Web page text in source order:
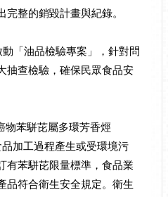
完整的銷毀計畫與紀錄。
「油品檢驗專案」，針對問
抽查檢驗，確保民眾食品安
苯駢芘屬多環芳香烴
品加工過程產生或受環境污
有苯駢芘限量標準，食品業
品符合衛生安全規定。衛生